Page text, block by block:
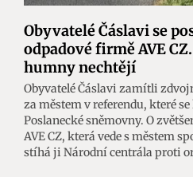
Obyvatelé Čáslavi se
odpadové firmě AVE
humny nechtějí
Obyvatelé Čáslavi zamítli
za městem v referendu, které
Poslanecké sněmovny. O
AVE CZ, která vede s městem
stíhá ji Národní centrála proti